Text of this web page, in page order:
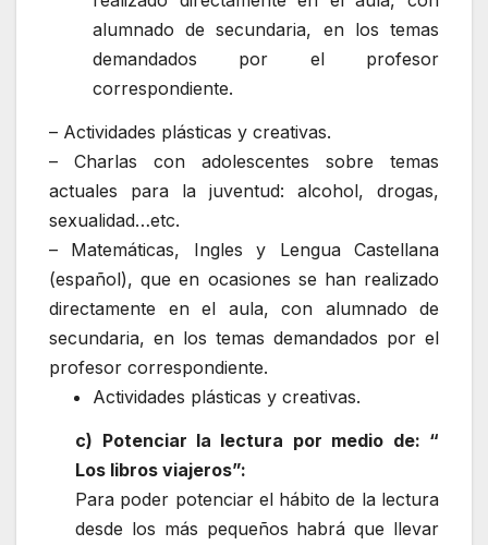
alumnado de secundaria, en los temas
demandados por el profesor
correspondiente.
– Actividades plásticas y creativas.
– Charlas con adolescentes sobre temas
actuales para la juventud: alcohol, drogas,
sexualidad…etc.
– Matemáticas, Ingles y Lengua Castellana
(español), que en ocasiones se han realizado
directamente en el aula, con alumnado de
secundaria, en los temas demandados por el
profesor correspondiente.
Actividades plásticas y creativas.
c) Potenciar la lectura por medio de: “
Los libros viajeros”:
Para poder potenciar el hábito de la lectura
desde los más pequeños habrá que llevar